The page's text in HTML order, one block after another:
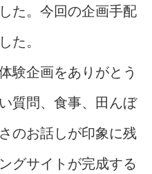
た。今回の企画手配
た。
験企画をありがとう
質問、食事、田んぼ
のお話しが印象に残
グサイトが完成する